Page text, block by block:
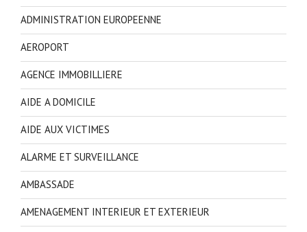
ADMINISTRATION EUROPEENNE
AEROPORT
AGENCE IMMOBILLIERE
AIDE A DOMICILE
AIDE AUX VICTIMES
ALARME ET SURVEILLANCE
AMBASSADE
AMENAGEMENT INTERIEUR ET EXTERIEUR